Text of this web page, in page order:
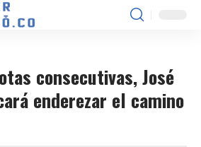
consecutivas, José
enderezar el camino